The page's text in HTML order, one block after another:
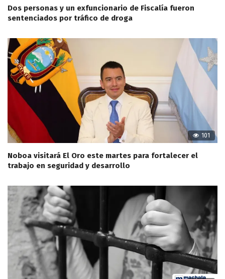
Dos personas y un exfuncionario de Fiscalía fueron
sentenciados por tráfico de droga
101
Noboa visitará El Oro este martes para fortalecer el
trabajo en seguridad y desarrollo